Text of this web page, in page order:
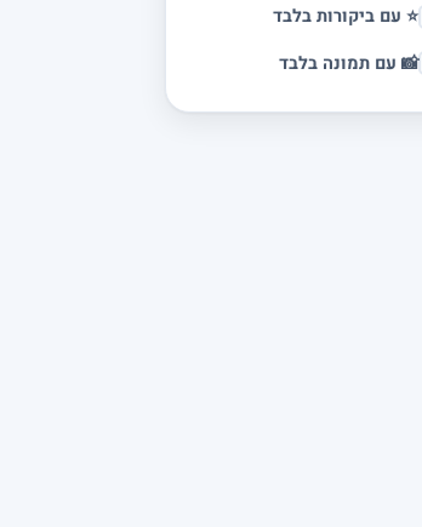
⭐ עם ביקורות בלבד
📸 עם תמונה בלבד